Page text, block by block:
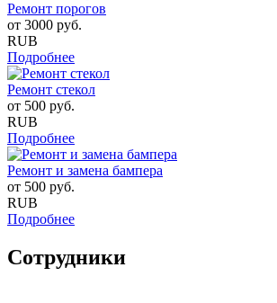
Ремонт порогов
от 3000 руб.
RUB
Подробнее
Ремонт стекол
от 500 руб.
RUB
Подробнее
Ремонт и замена бампера
от 500 руб.
RUB
Подробнее
Сотрудники